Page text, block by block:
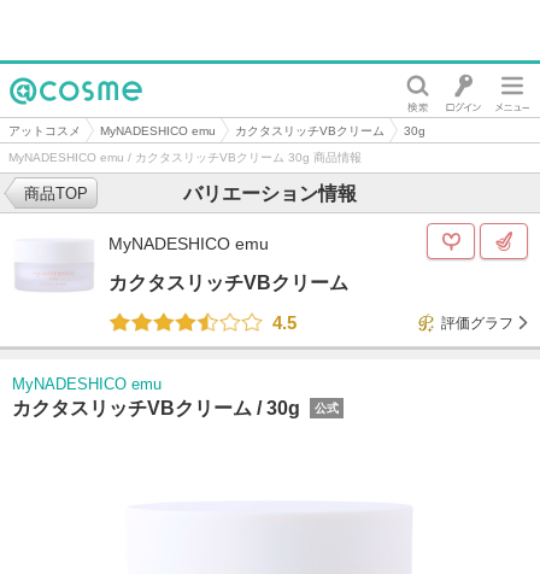
@cosme
アットコスメ MyNADESHICO emu カクタスリッチVBクリーム
30g
MyNADESHICO emu / カクタスリッチVBクリーム 30g 商品情報
バリエーション情報
商品TOP
MyNADESHICO emu
カクタスリッチVBクリーム
4.5
評価グラフ
MyNADESHICO emu
カクタスリッチVBクリーム /30g 公式